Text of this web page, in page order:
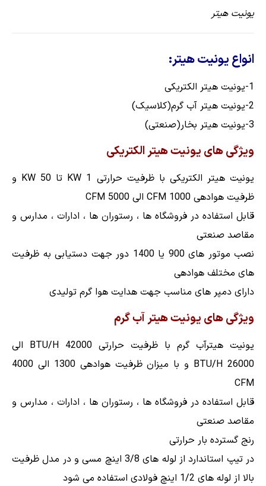
یونیت هیتر
انواع یونیت هیتر:
1-یونیت هیتر الکتریکی
2-یونیت هیتر آب گرم(کلاسیک)
3-یونیت هیتر بخار(صنعتی)
ویژگی های یونیت هیتر الکتریکی
یونیت هیتر الکتریکی با ظرفیت حرارتی 1 KW تا 50 KW و
ظرفیت هوادهی 1000 CFM الی 5000 CFM
قابل استفاده در فروشگاه ها ، رستوران ها ، ادارات ، مدارس و
مقاصد صنعتی
نصب موتور های 900 یا 1400 دور جهت دستیابی به ظرفیت
های مختلف هوادهی
دارای دمپر های مناسب جهت هدایت هوا گرم تولیدی
ویژگی های یونیت هیتر آب گرم
یونیت هیترآب گرم با ظرفیت حرارتی 42000 BTU/H الی
26000 BTU/H و با میزان ظرفیت هوادهی 1300 الی 4000
CFM
قابل استفاده در فروشگاه ها ، رستوران ها ، ادارات ، مدارس و
مقاصد صنعتی
رنج گسترده بار حرارتی
در تیپ استاندارد از لوله های 3/8 اینچ مسی و در مدل ظرفیت
بالا از لوله های 1/2 اینچ فولادی استفاده می شود